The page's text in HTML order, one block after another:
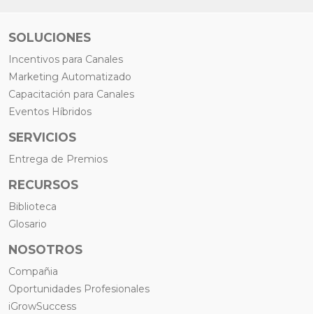
SOLUCIONES
Incentivos para Canales
Marketing Automatizado
Capacitación para Canales
Eventos Híbridos
SERVICIOS
Entrega de Premios
RECURSOS
Biblioteca
Glosario
NOSOTROS
Compañia
Oportunidades Profesionales
iGrowSuccess